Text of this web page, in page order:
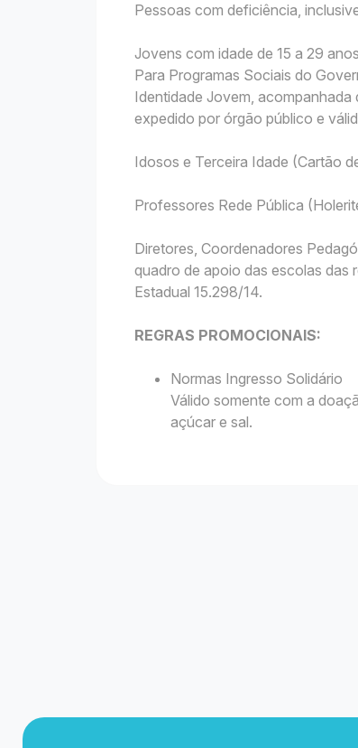
Pessoas com deficiência,
Jovens com idade de 15 a 29
Para Programas Sociais do
Identidade Jovem,
expedido por órgão público e
Idosos e Terceira Idade (Cartão
Professores Rede Pública
Diretores, Coordenadores
quadro de apoio das escolas das
Estadual 15.298/14.
REGRAS PROMOCIONAIS:
Normas Ingresso Solidário
Válido somente com a
açúcar e sal.